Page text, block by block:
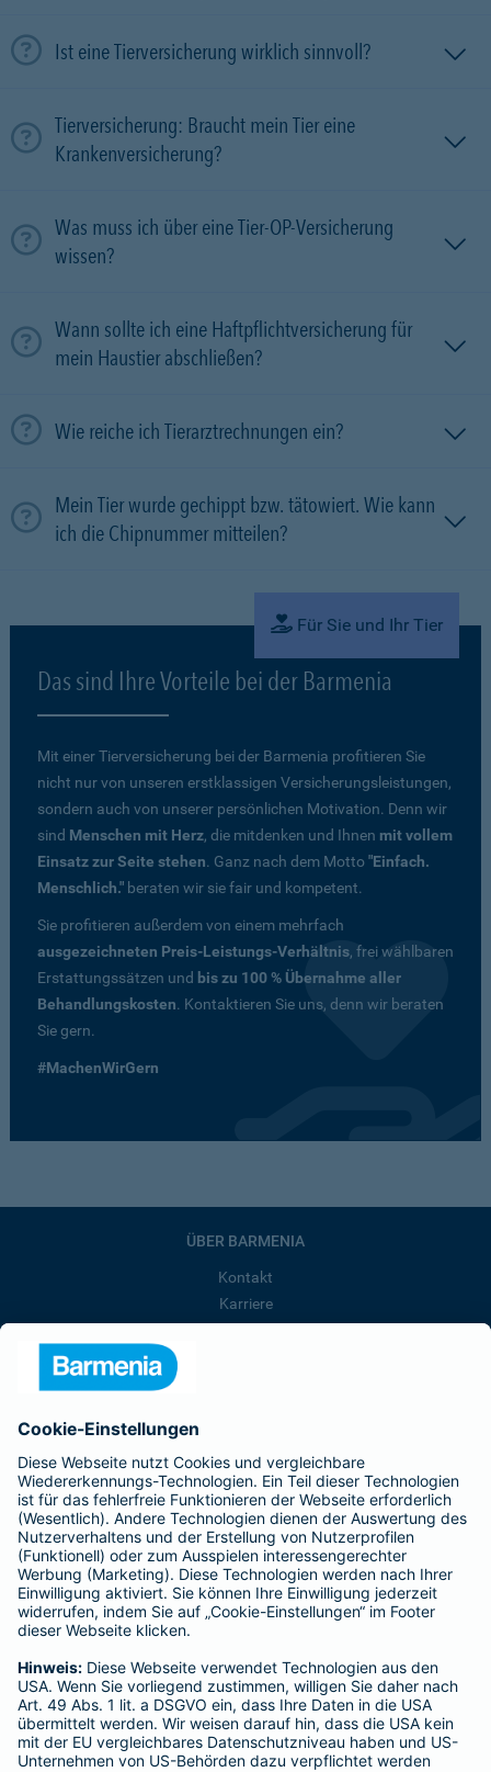
Ist eine Tierversicherung wirklich sinnvoll?
Tierversicherung: Braucht mein Tier eine
Krankenversicherung?
Was muss ich über eine Tier-OP-Versicherung
wissen?
Wann sollte ich eine Haftpflichtversicherung für
mein Haustier abschließen?
Wie reiche ich Tierarztrechnungen ein?
Mein Tier wurde gechippt bzw. tätowiert. Wie kann
ich die Chipnummer mitteilen?
Für Sie und Ihr Tier
Das sind Ihre Vorteile bei der Barmenia
Mit einer Tierversicherung bei der Barmenia profitieren Sie
nicht nur von unseren erstklassigen Versicherungsleistungen,
sondern auch von unserer persönlichen Motivation. Denn wir
sind Menschen mit Herz, die mitdenken und Ihnen mit vollem
Einsatz zur Seite stehen. Ganz nach dem Motto"Einfach.
Menschlich." beraten wir sie fair und kompetent.
Sie profitieren außerdem von einem mehrfach
ausgezeichneten Preis-Leistungs-Verhältnis, frei wählbaren
Erstattungssätzen und bis zu 100 % Übernahme aller
Behandlungskosten. Kontaktieren Sie uns, denn wir beraten
Sie gern.
#MachenWirGern
ÜBER BARMENIA
Kontakt
Karriere
Barmenia ist Teil der BarmeniaGothaer
BELIEBTE SEITEN
Kranken-Zusatzversicherung
Tierversicherungen
Haftpflichtversicherung
Hausratversicherung
Adresse ändern
Schaden melden
Kilometerstandsmeldung
Serviceübersicht